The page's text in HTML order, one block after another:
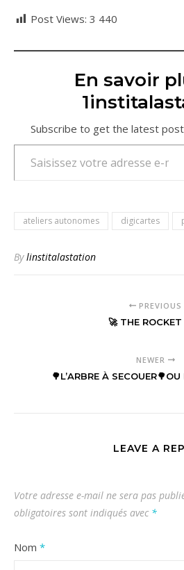
Post Views: 3 440
En savoir
Subscribe to get the latest
Saisissez votre adresse e-mail…
ateliers autonomes digicartes
Bylinstitalastation
PREVIOUS
🚀 THE ROCKET
NEWER
🌳L’ARBRE À
LEAVE A
Votre adresse e-mail ne sera pas
obligatoires sont indiqués avec *
Nom *